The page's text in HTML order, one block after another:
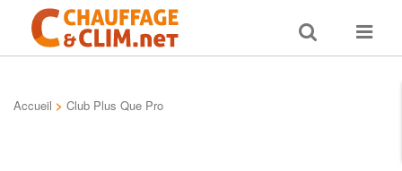
Toggle
search
Toggle
Accueil > Club Plus Que Pro